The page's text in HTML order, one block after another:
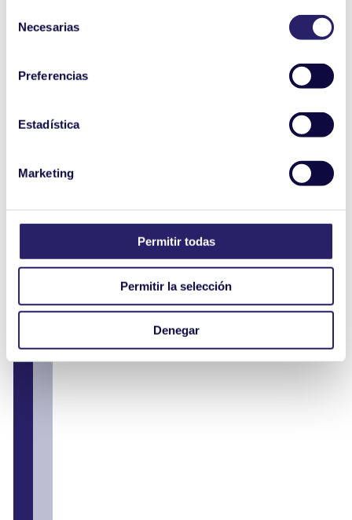
Necesarias
Preferencias
Estadística
Marketing
Permitir todas
Permitir la selección
Denegar